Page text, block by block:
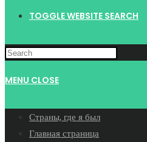
TOGGLE WEBSITE SEARCH
MENU CLOSE
Страны, где я был
Главная страница